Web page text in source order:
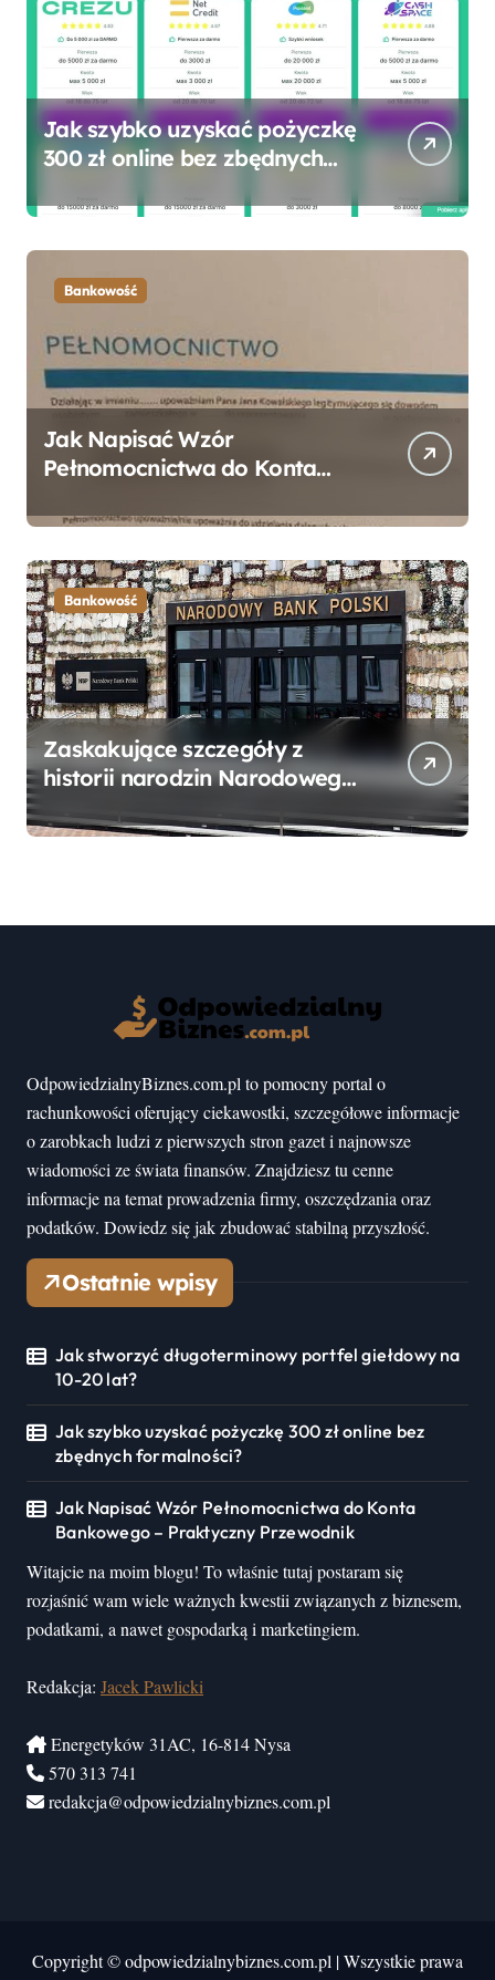
Jak szybko uzyskać pożyczkę
300 zł online bez zbędnych
Bankowość
Jak Napisać Wzór
Pełnomocnictwa do Konta
Przewodnik
Bankowość
Zaskakujące szczegóły z
historii narodzin Narodowego
mogłeś nie wiedzieć
OdpowiedzialnyBiznes.com.pl to pomocny portal o
rachunkowości oferujący ciekawostki, szczegółowe informacje
o zarobkach ludzi z pierwszych stron gazet i najnowsze
wiadomości ze świata finansów. Znajdziesz tu cenne
informacje na temat prowadzenia firmy, oszczędzania oraz
podatków. Dowiedz się jak zbudować stabilną przyszłość.
Ostatnie wpisy
Jak stworzyć długoterminowy portfel giełdowy na
10-20 lat?
Jak szybko uzyskać pożyczkę 300 zł online bez
zbędnych formalności?
Jak Napisać Wzór Pełnomocnictwa do Konta
Bankowego – Praktyczny Przewodnik
Witajcie na moim blogu! To właśnie tutaj postaram się
rozjaśnić wam wiele ważnych kwestii związanych z biznesem,
podatkami, a nawet gospodarką i marketingiem.
Redakcja: Jacek Pawlicki
Energetyków 31AC, 16-814 Nysa
570 313 741
redakcja@odpowiedzialnybiznes.com.pl
Copyright © odpowiedzialnybiznes.com.pl |Wszystkie prawa